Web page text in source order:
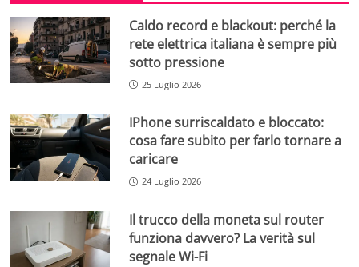
Caldo record e blackout: perché la
rete elettrica italiana è sempre più
sotto pressione
25 Luglio 2026
IPhone surriscaldato e bloccato:
cosa fare subito per farlo tornare a
caricare
24 Luglio 2026
Il trucco della moneta sul router
funziona davvero? La verità sul
segnale Wi-Fi